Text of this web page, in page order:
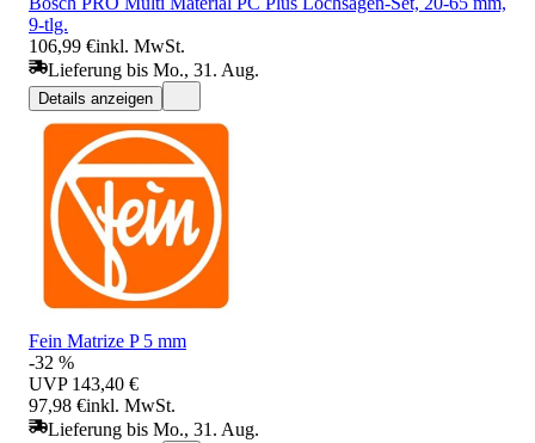
9-tlg.
106,99 €inkl. MwSt.
Lieferung bis Mo., 31. Aug.
Details anzeigen
Fein Matrize P 5 mm
-32 %
UVP 143,40 €
97,98 €inkl. MwSt.
Lieferung bis Mo., 31. Aug.